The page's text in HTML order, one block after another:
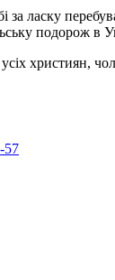
ласку
подорож в
57